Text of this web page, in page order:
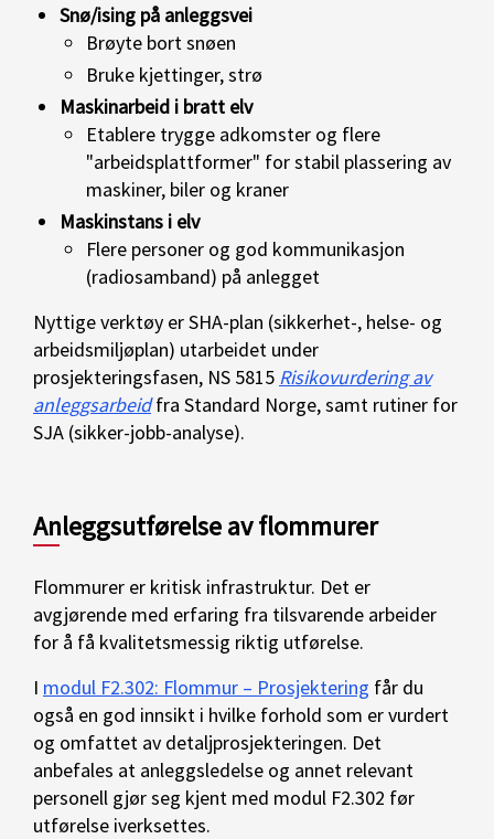
Snø/ising på anleggsvei
Brøyte bort snøen
Bruke kjettinger, strø
Maskinarbeid i bratt elv
Etablere trygge adkomster og flere
"arbeidsplattformer" for stabil plassering av
maskiner, biler og kraner
Maskinstans i elv
Flere personer og god kommunikasjon
(radiosamband) på anlegget
Nyttige verktøy er SHA-plan (sikkerhet-, helse- og
arbeidsmiljøplan) utarbeidet under
prosjekteringsfasen, NS 5815 Risikovurdering av
anleggsarbeidfra Standard Norge, samt rutiner for
SJA (sikker-jobb-analyse).
Anleggsutførelse av flommurer
Flommurer er kritisk infrastruktur. Det er
avgjørende med erfaring fra tilsvarende arbeider
for å få kvalitetsmessig riktig utførelse.
I modul F2.302: Flommur – Prosjektering får du
også en god innsikt i hvilke forhold som er vurdert
og omfattet av detaljprosjekteringen. Det
anbefales at anleggsledelse og annet relevant
personell gjør seg kjent med modul F2.302 før
utførelse iverksettes.